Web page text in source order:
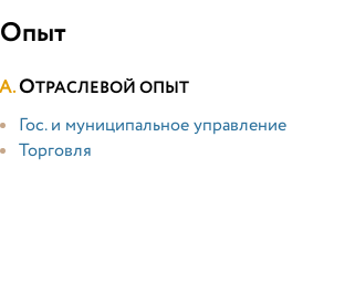
Опыт
ОТРАСЛЕВОЙ ОПЫТ
Гос. и муниципальное управление
Торговля